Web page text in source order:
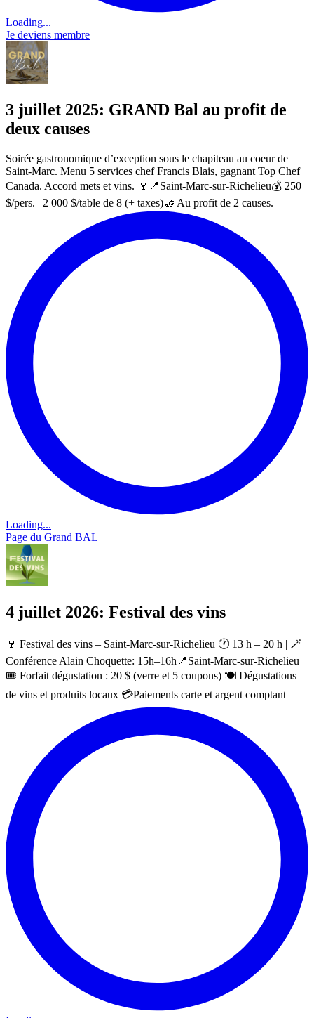
Loading...
Je deviens membre
3 juillet 2025: GRAND Bal au profit de
deux causes
Soirée gastronomique d’exception sous le chapiteau au coeur de
Saint-Marc. Menu 5 services chef Francis Blais, gagnant Top Chef
Canada. Accord mets et vins. 🍷📍Saint-Marc-sur-Richelieu💰 250
$/pers. | 2 000 $/table de 8 (+ taxes)🤝 Au profit de 2 causes.
Loading...
Page du Grand BAL
4 juillet 2026: Festival des vins
🍷 Festival des vins – Saint-Marc-sur-Richelieu 🕐 13 h – 20 h | 🪄
Conférence Alain Choquette: 15h–16h📍Saint-Marc-sur-Richelieu
🎟️ Forfait dégustation : 20 $ (verre et 5 coupons) 🍽️ Dégustations
de vins et produits locaux 💳Paiements carte et argent comptant